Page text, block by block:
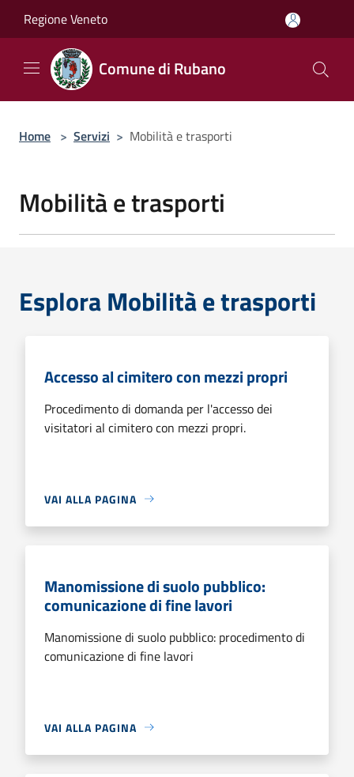
Regione Veneto
Comune di Rubano
Home > Servizi > Mobilità e trasporti
Mobilità e trasporti
Esplora Mobilità e trasporti
Accesso al cimitero con mezzi propri
Procedimento di domanda per l'accesso dei
visitatori al cimitero con mezzi propri.
VAI ALLA PAGINA
Manomissione di suolo pubblico:
comunicazione di fine lavori
Manomissione di suolo pubblico: procedimento di
comunicazione di fine lavori
VAI ALLA PAGINA